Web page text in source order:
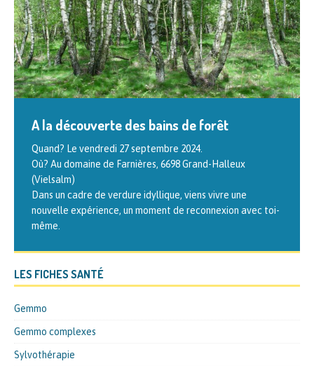
A la découverte des bains de forêt
Quand? Le vendredi 27 septembre 2024.
Où? Au domaine de Farnières, 6698 Grand-Halleux
(Vielsalm)
Dans un cadre de verdure idyllique, viens vivre une
nouvelle expérience, un moment de reconnexion avec toi-
même.
Formation en gemmothérapie scientifique
La thérapie par les bourgeons Cette formation en trois
niveaux est animée par Philippe ANDRIANNE, auteur de
l’ouvrage « Traité de gemmothérapie. Thérapeutique par
les[…]
LES FICHES SANTÉ
Gemmo
Gemmo complexes
Sylvothérapie